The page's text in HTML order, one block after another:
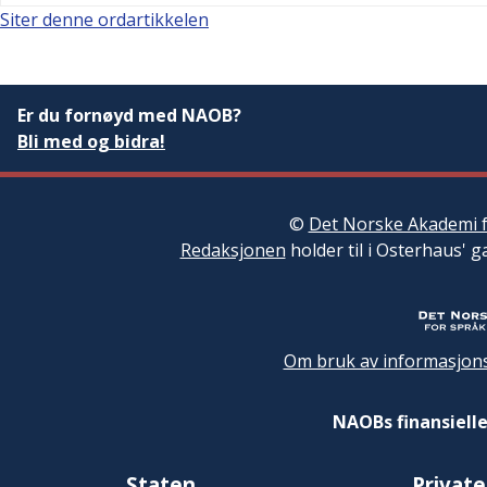
Siter denne ordartikkelen
Er du fornøyd med NAOB?
Bli med og bidra!
© Det Norske
Redaksjonen holder til i Osterhaus'
Om bruk av
NAOBs